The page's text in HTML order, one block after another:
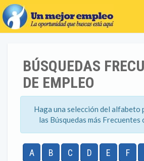
BÚSQUEDAS
DE EMPLEO
Haga una selección del alfabeto
las Búsquedas más Frecuentes
A B C D E F